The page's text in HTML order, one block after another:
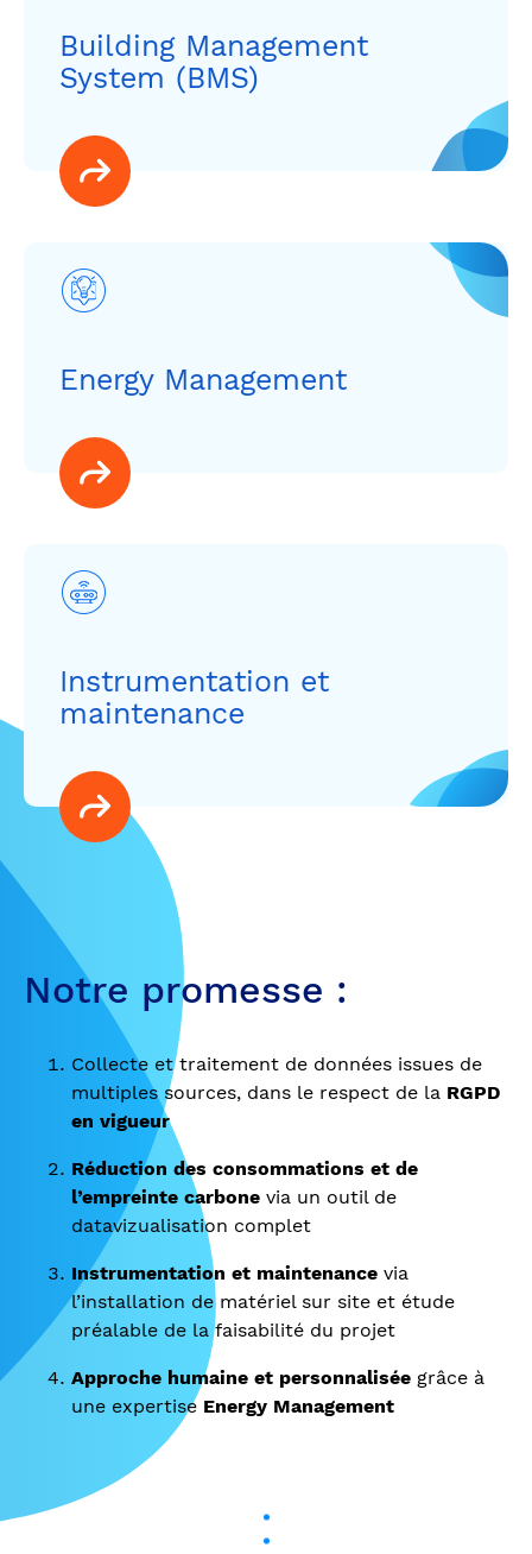
Building Management
System (BMS)
Energy Management
Instrumentation et
maintenance
Notre promesse :
Collecte et traitement de données issues de
multiples sources, dans le respect de la RGPD
en vigueur
Réduction des consommations et de
l’empreinte carbone via un outil de
datavizualisation complet
Instrumentation et maintenance via
l’installation de matériel sur site et étude
préalable de la faisabilité du projet
Approche humaine et personnalisée grâce à
une expertise Energy Management